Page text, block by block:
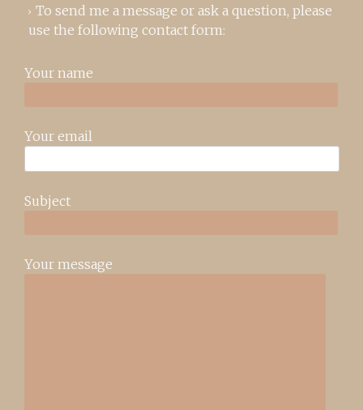
To send me a message or ask a question, please
use the following contact form:
Your name
Your email
Subject
Your message